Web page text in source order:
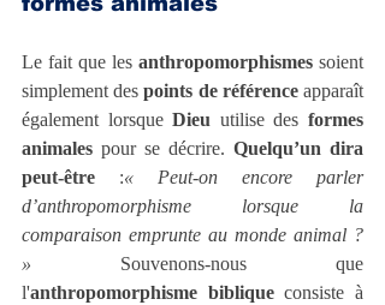
Le fait que les anthropomorphismes soient
simplement des points de référence apparaît
également lorsque Dieu utilise des formes
animales pour se décrire. Quelqu’un dira
peut-être :« Peut-on encore parler
d’anthropomorphisme lorsque la
comparaison emprunte au monde animal ?
» Souvenons-nous que
l'anthropomorphisme biblique consiste à